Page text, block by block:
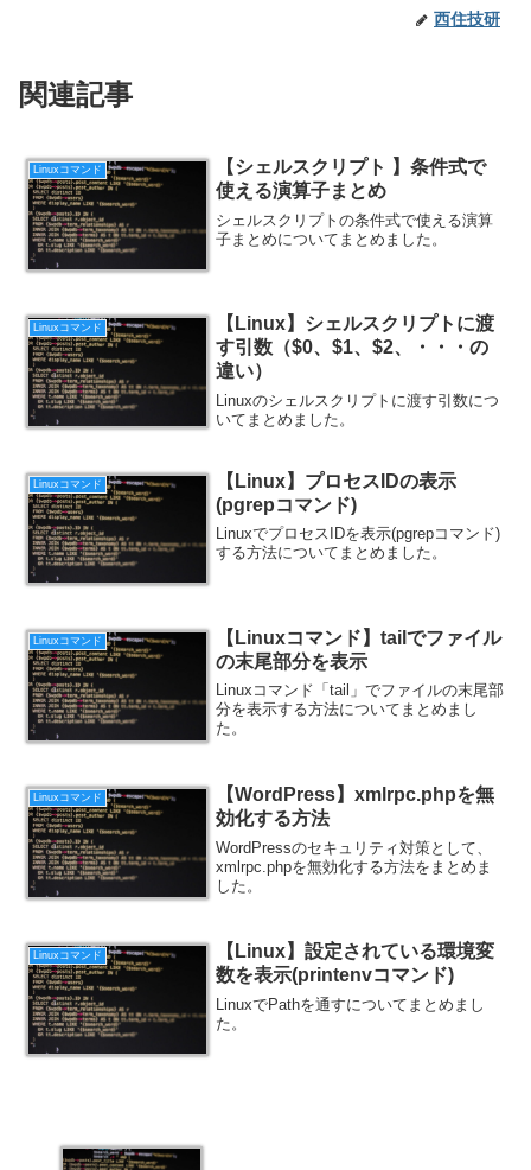
西住技研
関連記事
Linuxコマンド
【シェルスクリプト 】条件式で
使える演算子まとめ
シェルスクリプトの条件式で使える演算
子まとめについてまとめました。
Linuxコマンド
【Linux】シェルスクリプトに渡
す引数（$0、$1、$2、・・・の
違い）
Linuxのシェルスクリプトに渡す引数につ
いてまとめました。
Linuxコマンド
【Linux】プロセスIDの表示
(pgrepコマンド)
LinuxでプロセスIDを表示(pgrepコマンド)
する方法についてまとめました。
Linuxコマンド
【Linuxコマンド】tailでファイル
の末尾部分を表示
Linuxコマンド「tail」でファイルの末尾部
分を表示する方法についてまとめまし
た。
Linuxコマンド
【WordPress】xmlrpc.phpを無
効化する方法
WordPressのセキュリティ対策として、
xmlrpc.phpを無効化する方法をまとめま
した。
Linuxコマンド
【Linux】設定されている環境変
数を表示(printenvコマンド)
LinuxでPathを通すについてまとめまし
た。